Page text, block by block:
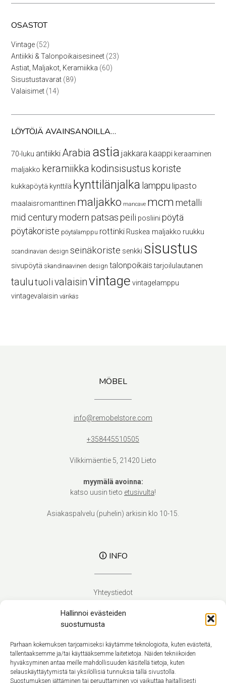
Hallinnoi evästeiden
suostumusta
Parhaan kokemuksen tarjoamiseksi käytämme teknologioita, kuten evästeitä,
tallentaaksemme ja/tai käyttääksemme laitetietoja. Näiden tekniikoiden
hyväksyminen antaa meille mahdollisuuden käsitellä tietoja, kuten
selauskäyttäytymistä tai yksilöllisiä tunnuksia tällä sivustolla.
Suostumuksen jättäminen tai peruuttaminen voi vaikuttaa haitallisesti
OSASTOT
Vintage 5252
tuotetta
Antiikki & Talonpoikaisesineet 2323
Astiat, Maljakot, Keramiikka 6060
Sisustustavarat 8989
Valaisimet 1414
LÖYTÖJÄ AVAINSANOILLA…
70-luku antiikki Arabia astia jakkara kaappi keraaminen
maljakko keramiikka kodinsisustus koriste
kukkapöytä kynttilä kynttilänjalka lamppu lipasto
maalaisromanttinen maljakko mancave mcm metalli
mid century modern patsaspeili posliini pöytä
pöytäkoriste pöytälamppu rottinki Ruskea maljakko ruukku
scandinavian design seinäkoriste senkki sisustus
sivupöytä skandinaavinen design talonpoikais tarjoilulautanen
taulutuolivalaisinvintage vintagelamppu
vintagevalaisin värikäs
MÖBEL
info@remobelstore.com
+358445510505
Vilkkimäentie 5, 21420 Lieto
myymälä avoinna:
katso uusin tieto etusivulta!
Asiakaspalvelu (puhelin) arkisin klo 10-15.
🛈 INFO
Yhteystiedot
Toimitusehdot
Tietosuojaseloste
Suomi